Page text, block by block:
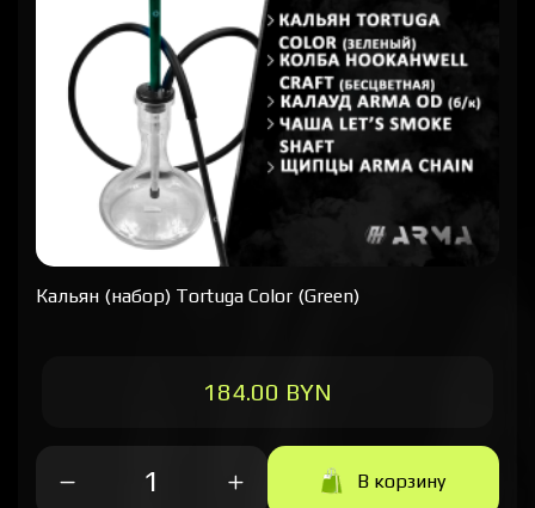
Кальян (набор) Tortuga Color (Green)
184.00 BYN
В корзину